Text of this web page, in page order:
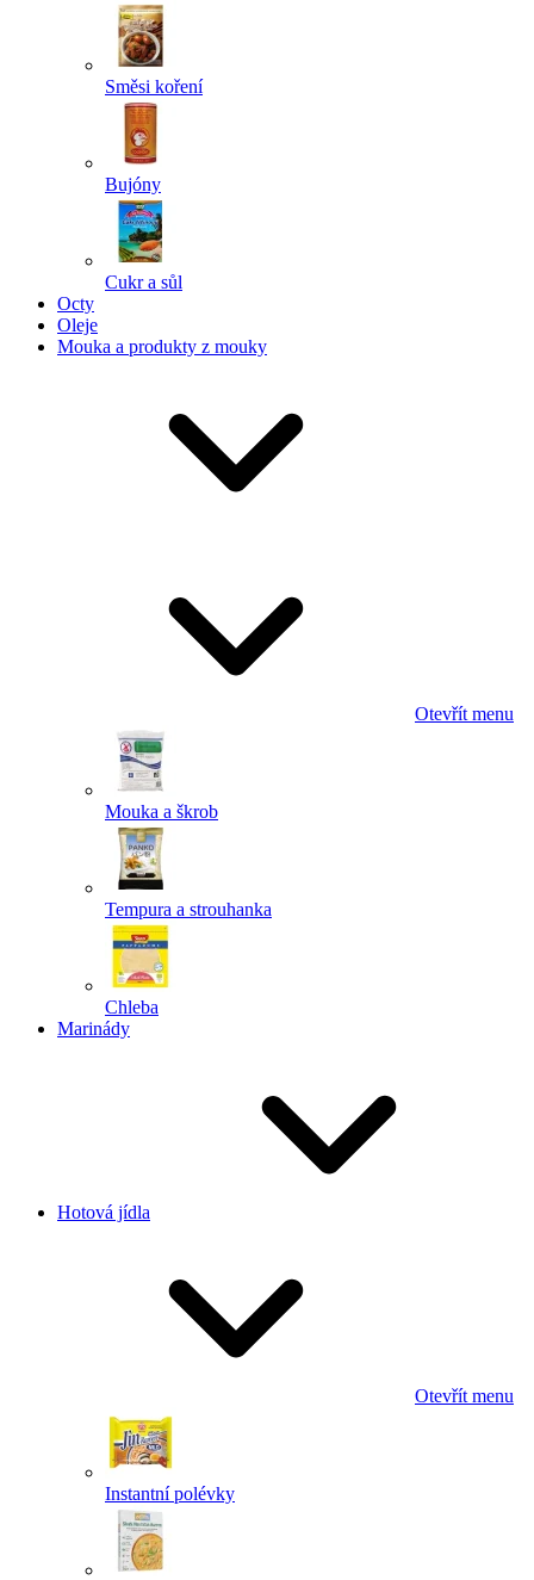
Směsi koření
Bujóny
Cukr a sůl
Octy
Oleje
Mouka a produkty z mouky
Otevřít menu
Mouka a škrob
Tempura a strouhanka
Chleba
Marinády
Hotová jídla
Otevřít menu
Instantní polévky
Powered by chaterimo